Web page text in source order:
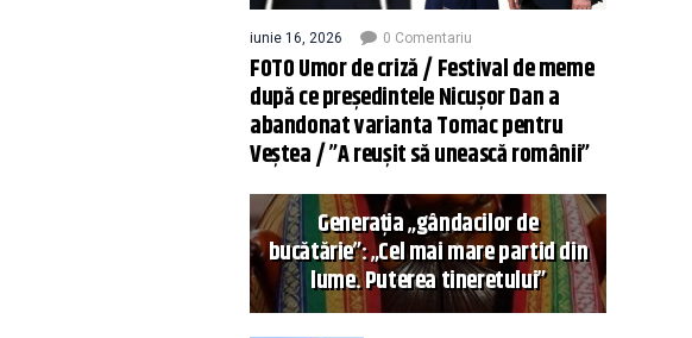
iunie 16, 2026 0 Comentariu
FOTO Umor de criză / Festival de meme
după ce președintele Nicușor Dan a
abandonat varianta Tomac pentru
Veștea / ”A reușit să unească românii”
Generația „gândacilor de
bucătărie”: „Cel mai mare partid din
lume. Puterea tineretului”